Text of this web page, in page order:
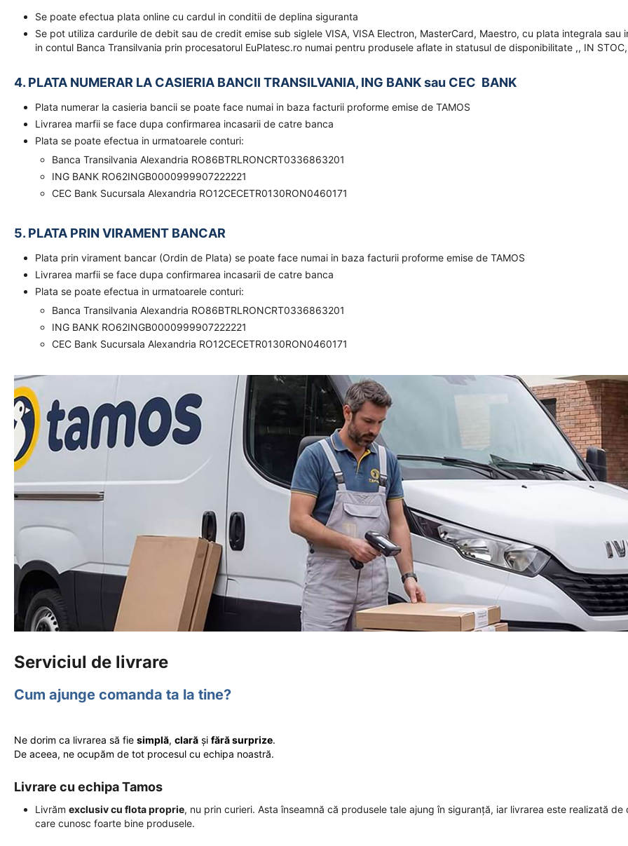
Se poate efectua plata online cu cardul in conditii de deplina siguranta
Se pot utiliza cardurile de debit sau de credit emise sub siglele VISA, VISA Electron, MasterCard, Maestro, cu plata integrala sau
in contul Banca Transilvania prin procesatorul EuPlatesc.ro numai pentru produsele aflate in statusul de disponibilitate ,, IN
4. PLATA NUMERAR LA CASIERIA BANCII TRANSILVANIA, ING BANK sau CEC BANK
Plata numerar la casieria bancii se poate face numai in baza facturii proforme emise de TAMOS
Livrarea marfii se face dupa confirmarea incasarii de catre banca
Plata se poate efectua in urmatoarele conturi:
Banca Transilvania Alexandria RO86BTRLRONCRT0336863201
ING BANK RO62INGB0000999907222221
CEC Bank Sucursala Alexandria RO12CECETR0130RON0460171
5. PLATA PRIN VIRAMENT BANCAR
Plata prin virament bancar (Ordin de Plata) se poate face numai in baza facturii proforme emise de TAMOS
Livrarea marfii se face dupa confirmarea incasarii de catre banca
Plata se poate efectua in urmatoarele conturi:
Banca Transilvania Alexandria RO86BTRLRONCRT0336863201
ING BANK RO62INGB0000999907222221
CEC Bank Sucursala Alexandria RO12CECETR0130RON0460171
Serviciul de livrare
Cum ajunge comanda ta la tine?
Ne dorim ca livrarea să fie simplă, clară și fără surprize.
De aceea, ne ocupăm de tot procesul cu echipa noastră.
Livrare cu echipa Tamos
Livrăm exclusiv cu flota proprie, nu prin curieri. Asta înseamnă că produsele tale ajung în siguranță, iar livrarea este realizată de
care cunosc foarte bine produsele.